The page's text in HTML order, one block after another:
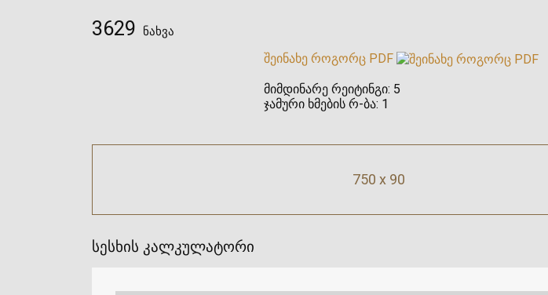
შეინახე როგორც PDF
მიმდინარე რეიტინგი: 5
ჯამური ხმების რ-ბა: 1
3629 ნახვა
750 x 90
სესხის კალკულატორი